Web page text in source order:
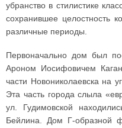
убранство в стилистике
сохранившее целостность
различные периоды.
Первоначально дом был
Ароном Иосифовичем
части Новониколаевска на
Эта часть города слыла
ул. Гудимовской
Бейлина. Дом Г-образной